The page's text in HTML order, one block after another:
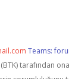
Teams: